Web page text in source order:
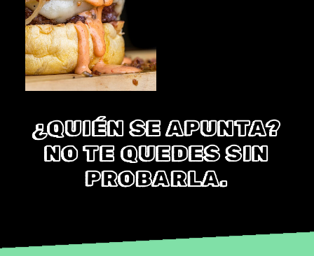
¿QUIÉN SE APUNTA?
NO TE QUEDES SIN
PROBARLA.